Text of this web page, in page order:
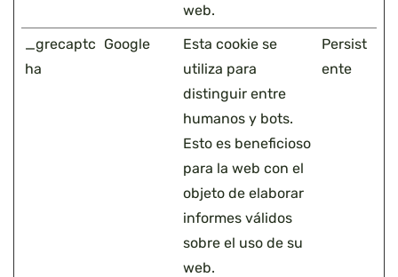
web.
_grecaptc
ha
Google
Esta cookie se
utiliza para
distinguir entre
humanos y bots.
Esto es beneficioso
para la web con el
objeto de elaborar
informes válidos
sobre el uso de su
web.
Persist
ente